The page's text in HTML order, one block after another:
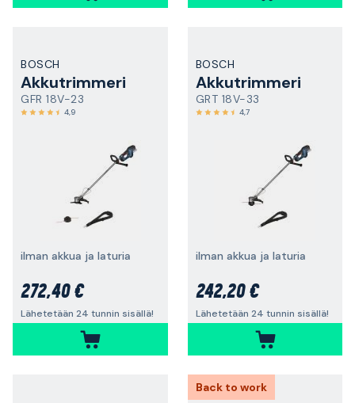
BOSCH
Akkutrimmeri
GFR 18V-23
4,9
ilman akkua ja laturia
272,40 €
Lähetetään 24 tunnin sisällä!
BOSCH
Akkutrimmeri
GRT 18V-33
4,7
ilman akkua ja laturia
242,20 €
Lähetetään 24 tunnin sisällä!
Back to work